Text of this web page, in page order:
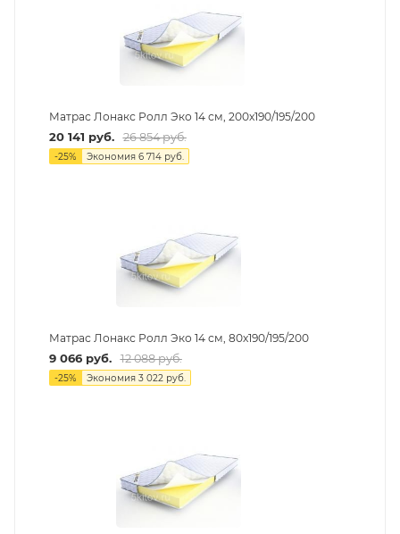
Матрас Лонакс Ролл Эко 14 см, 200х190/195/200
20 141 руб. 26 854руб.
-25% Экономия 6 714руб.
Матрас Лонакс Ролл Эко 14 см, 80х190/195/200
9 066руб. 12 088руб.
-25% Экономия 3 022руб.